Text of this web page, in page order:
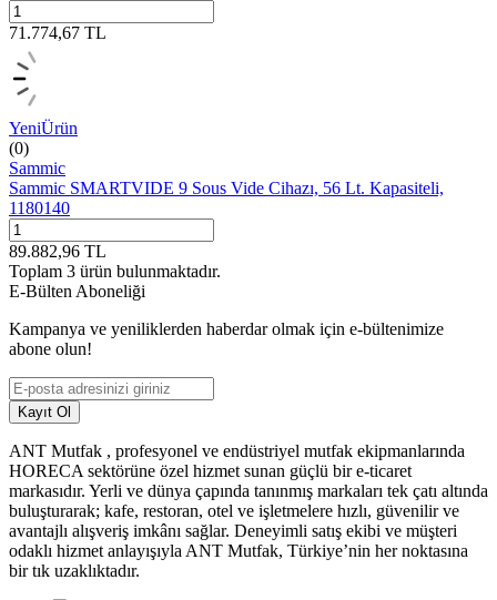
71.774,67 TL
YeniÜrün
(0)
Sammic
Sammic SMARTVIDE 9 Sous Vide Cihazı, 56 Lt. Kapasiteli,
1180140
89.882,96 TL
Toplam 3 ürün bulunmaktadır.
E-Bülten Aboneliği
Kampanya ve yeniliklerden haberdar olmak için e-bültenimize
abone olun!
Kayıt Ol
ANT Mutfak , profesyonel ve endüstriyel mutfak ekipmanlarında
HORECA sektörüne özel hizmet sunan güçlü bir e-ticaret
markasıdır. Yerli ve dünya çapında tanınmış markaları tek çatı altında
buluşturarak; kafe, restoran, otel ve işletmelere hızlı, güvenilir ve
avantajlı alışveriş imkânı sağlar. Deneyimli satış ekibi ve müşteri
odaklı hizmet anlayışıyla ANT Mutfak, Türkiye’nin her noktasına
bir tık uzaklıktadır.